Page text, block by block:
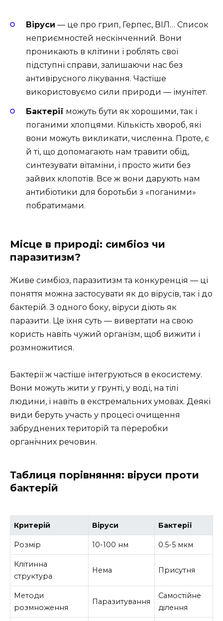
Віруси — це про грип, Герпес, ВІЛ… Список
неприємностей нескінченний. Вони
проникають в клітини і роблять свої
підступні справи, залишаючи нас без
антивірусного лікування. Частіше
використовуємо сили природи — імунітет.
Бактерії можуть бути як хорошими, так і
поганими хлопцями. Кількість хвороб, які
вони можуть викликати, численна. Проте, є
й ті, що допомагають нам травити обід,
синтезувати вітаміни, і просто жити без
зайвих клопотів. Все ж вони дарують нам
антибіотики для боротьби з «поганими»
побратимами.
Місце в природі: симбіоз чи
паразитизм?
Живе симбіоз, паразитизм та конкуренція — ці
поняття можна застосувати як до вірусів, так і до
бактерій. З одного боку, віруси діють як
паразити. Це їхня суть — вивертати на свою
користь навіть чужий організм, щоб вижити і
розмножитися.
Бактерії ж частіше інтегруються в екосистему.
Вони можуть жити у грунті, у воді, на тілі
людини, і навіть в екстремальних умовах. Деякі
види беруть участь у процесі очищення
забруднених територій та переробки
органічних речовин.
Таблиця порівняння: віруси проти
бактерій
Критерій Віруси Бактерії
Розмір 10-100 нм 0.5-5 мкм
Клітинна
структура
Нема Присутня
Методи
розмноження
Паразитування
Самостійне
ділення